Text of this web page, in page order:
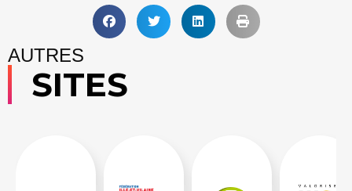
AUTRES
SITES